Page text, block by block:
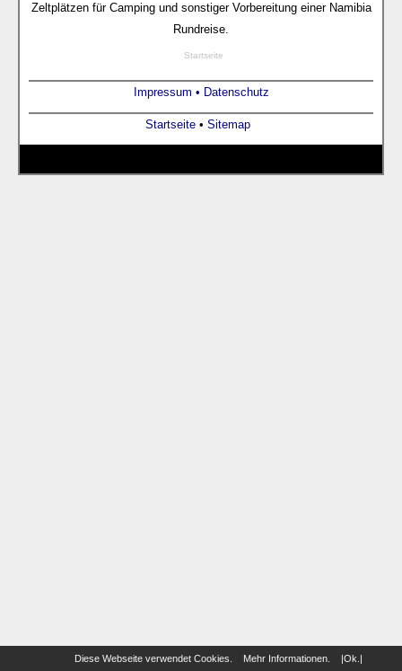
Diese Webseite verwendet Cookies. Mehr Informationen |Ok.|
Zeltplätzen für Camping und sonstiger Vorbereitung einer Namibia
Rundreise.
Startseite
Impressum • Datenschutz
Startseite• Sitemap